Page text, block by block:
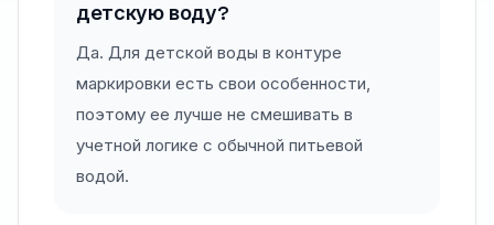
детскую воду?
Да. Для детской воды в контуре
маркировки есть свои особенности,
поэтому ее лучше не смешивать в
учетной логике с обычной питьевой
водой.